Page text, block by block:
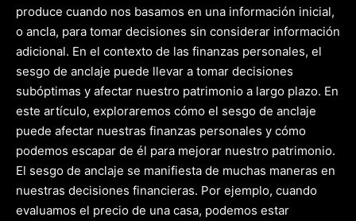
produce cuando nos basamos en una información inicial,
o ancla, para tomar decisiones sin considerar información
adicional. En el contexto de las finanzas personales, el
sesgo de anclaje puede llevar a tomar decisiones
subóptimas y afectar nuestro patrimonio a largo plazo. En
este artículo, exploraremos cómo el sesgo de anclaje
puede afectar nuestras finanzas personales y cómo
podemos escapar de él para mejorar nuestro patrimonio.
El sesgo de anclaje se manifiesta de muchas maneras en
nuestras decisiones financieras. Por ejemplo, cuando
evaluamos el precio de una casa, podemos estar